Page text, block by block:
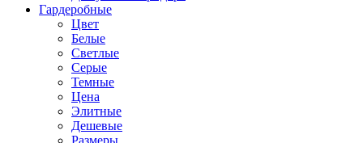
Гардеробные
Цвет
Белые
Светлые
Серые
Темные
Цена
Элитные
Дешевые
Размеры